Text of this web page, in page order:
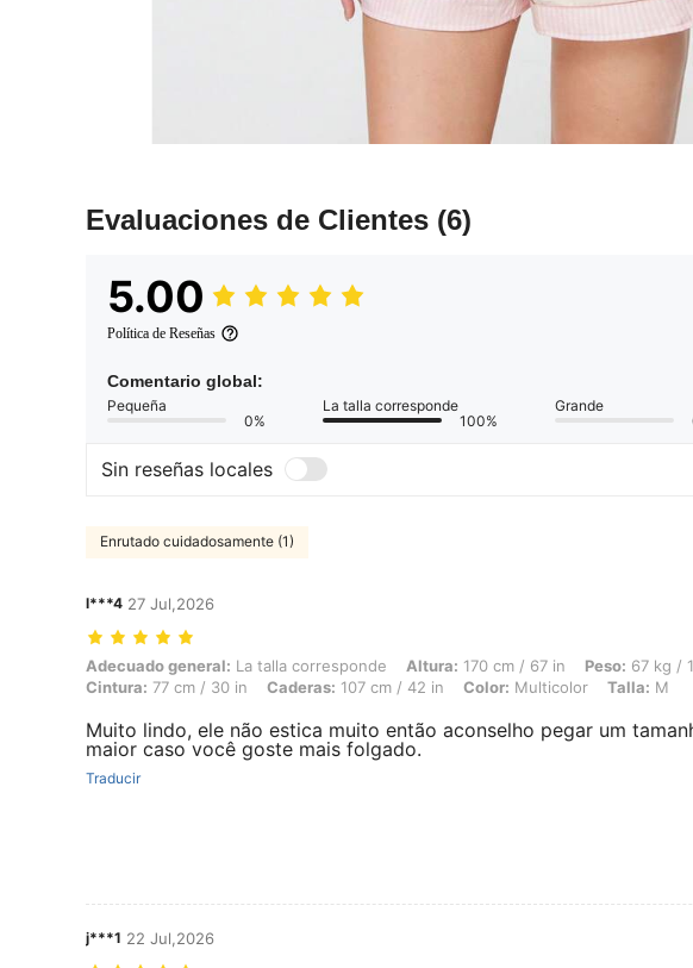
Evaluaciones de Clientes (6)
5.00
Política de Reseñas
Comentario global:
Pequeña
0%
La talla corresponde
100%
Grande
Sin reseñas locales
Enrutado cuidadosamente (1)
l***4 27 Jul,2026
Adecuado general: La talla corresponde, Altura: 170 cm / 67 in, Peso: 67 kg / 148 lbs,
Adecuado general: La talla corresponde Altura: 170 cm / 67 in Peso: 67 kg /
Cintura: 77 cm / 30 in Caderas: 107 cm / 42 in Color: Multicolor Talla: M
Muito lindo, ele não estica muito então aconselho pegar um
maior caso você goste mais folgado.
Traducir
j***1 22 Jul,2026